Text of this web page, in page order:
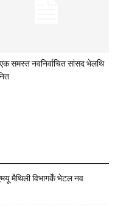
समस्त नवनिर्वाचित सांसद भेलथि
मैथिली विभागकेँ भेटल नव